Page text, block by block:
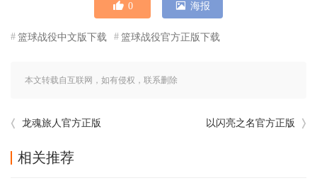
0 海报
篮球战役中文版下载 篮球战役官方正版下载
本文转载自互联网，如有侵权，联系删除
龙魂旅人官方正版 以闪亮之名官方正版
相关推荐